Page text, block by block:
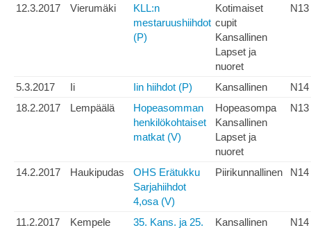
12.3.2017 Vierumäki
KLL:n
mestaruushiihdot
(P)
Kotimaiset
cupit
Kansallinen
Lapset ja
nuoret
N13
5.3.2017 Ii Iin hiihdot (P) Kansallinen
N14
18.2.2017
Lempäälä
Hopeasomman
henkilökohtaiset
matkat (V)
Hopeasompa
Kansallinen
Lapset ja
nuoret
N13
14.2.2017 Haukipudas
OHS Erätukku
Sarjahiihdot
4,osa (V)
Piirikunnallinen N14
11.2.2017 Kempele
35. Kans. ja 25.
Kansallinen N14